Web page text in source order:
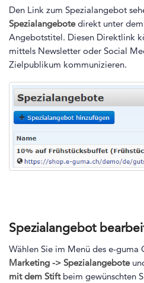
Den Link zum Spezialangebot
Spezialangebotedirekt unter dem
Angebotstitel. Diesen Direktlink
mittels Newsletter oder Social
Zielpublikum kommunizieren.
Spezialangebot
Wählen Sie im Menü des e-guma
Marketing -> Spezialangebote
mit dem Stiftbeim gewünschten